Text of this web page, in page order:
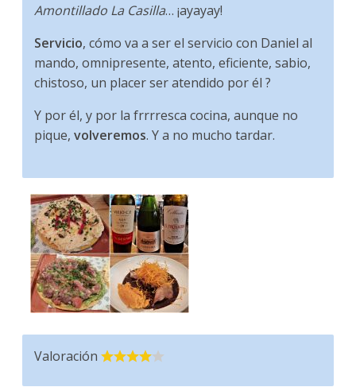
Amontillado La Casilla… ¡ayayay!
Servicio, cómo va a ser el servicio con Daniel al
mando, omnipresente, atento, eficiente, sabio,
chistoso, un placer ser atendido por él ?
Y por él, y por la frrrresca cocina, aunque no
pique,volveremos. Y a no mucho tardar.
Valoración